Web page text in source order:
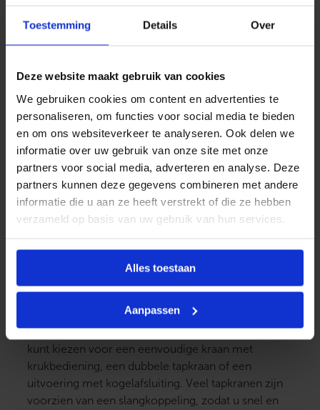
Toestemming Details Over
Deze website maakt gebruik van cookies
We gebruiken cookies om content en advertenties te
personaliseren, om functies voor social media te bieden
en om ons websiteverkeer te analyseren. Ook delen we
informatie over uw gebruik van onze site met onze
partners voor social media, adverteren en analyse. Deze
partners kunnen deze gegevens combineren met andere
informatie die u aan ze heeft verstrekt of die ze hebben
verzameld op basis van uw gebruik van hun services.
Alles toestaan
Aanpassen
Bovendien zijn er varianten die speciaal zijn
ontworpen voor buitengebruik, zodat u ook in de
Tapkranen voor binnen en
buiten
Binnen wordt de tapkraan vaak toegepast in
technische ruimtes of bij aansluitingen voor
apparaten. Voor buitengebruik bestaan er modellen
met extra bescherming tegen weersinvloeden.
Sommige tapkranen zijn uitgerust met een
waterverbruik te voorkomen, bijvoorbeeld op
campings of in gedeelde ruimtes.
Verschillende uitvoeringen
Tapkranen zijn verkrijgbaar in allerlei varianten. U
kunt kiezen voor een eenvoudige kraan met
krukbediening, een dubbele tapkraan of een
uitvoering met kogelafsluiting. Veel tapkranen zijn
voorzien van een slangkoppeling, zodat u snel en